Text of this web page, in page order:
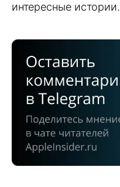
интересные истории.